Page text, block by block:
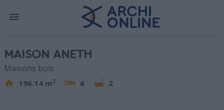
MAISON ANETH
Maisons bois
196.14 m2 4 2